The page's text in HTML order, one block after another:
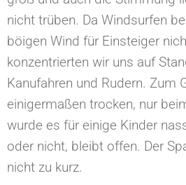
nicht trüben. Da Windsurfen
böigen Wind für Einsteiger
konzentrierten wir uns auf
Kanufahren und Rudern. Zum
einigermaßen trocken, nur
wurde es für einige Kinder
oder nicht, bleibt offen. Der
nicht zu kurz.